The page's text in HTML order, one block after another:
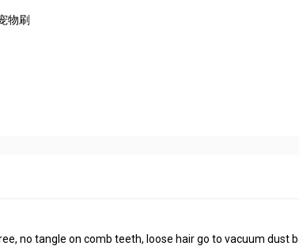
物刷
no tangle on comb teeth, loose hair go to vacuum dust